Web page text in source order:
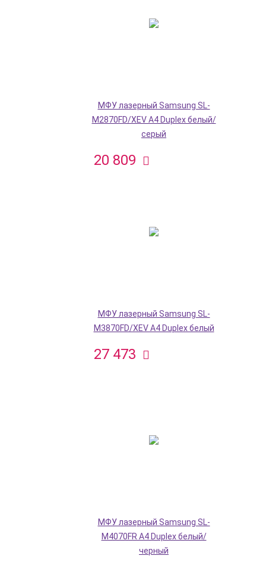
МФУ лазерный Samsung SL-
M2870FD/XEV A4 Duplex белый/
серый
20 809
МФУ лазерный Samsung SL-
M3870FD/XEV A4 Duplex белый
27 473
МФУ лазерный Samsung SL-
M4070FR A4 Duplex белый/
черный